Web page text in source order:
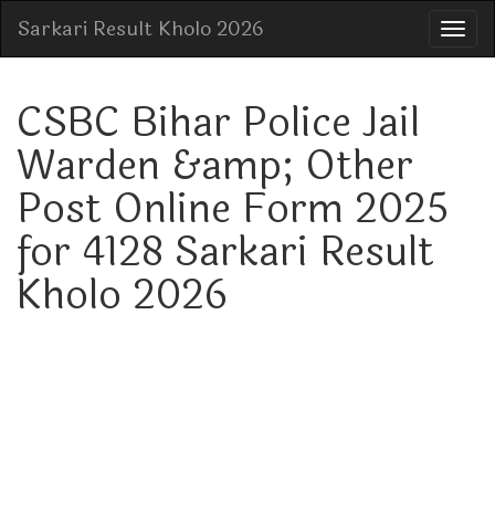
Sarkari Result Kholo 2026
CSBC Bihar Police Jail
Warden &amp; Other
Post Online Form 2025
for 4128 Sarkari Result
Kholo 2026